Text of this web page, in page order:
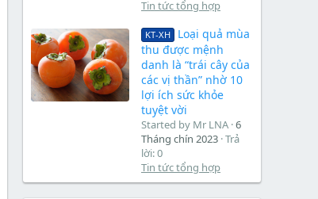
Tin tức tổng hợp
KT-XH
Loại quả mùa
thu được mệnh
danh là “trái cây của
các vị thần” nhờ 10
lợi ích sức khỏe
tuyệt vời
Started by Mr LNA 6
Tháng chín 2023 Trả
lời: 0
Tin tức tổng hợp